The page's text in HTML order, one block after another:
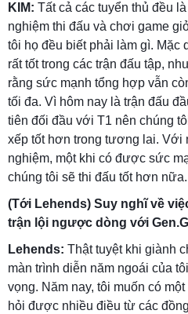
KIM: Tất cả các tuyển thủ đều
nghiệm thi đấu và chơi game
tôi họ đều biết phải làm gì. Mặc
rất tốt trong các trận đấu tập,
rằng sức mạnh tổng hợp vẫn
tối đa. Vì hôm nay là trận đấu
tiên đối đầu với T1 nên chúng
xếp tốt hơn trong tương lai. Với
nghiệm, một khi có được sức
chúng tôi sẽ thi đấu tốt hơn nữa.
(Tới Lehends) Suy nghĩ về
trận lội ngược dòng với
Lehends: Thật tuyệt khi giành
màn trình diễn năm ngoái của
vọng. Năm nay, tôi muốn có
hỏi được nhiều điều từ các